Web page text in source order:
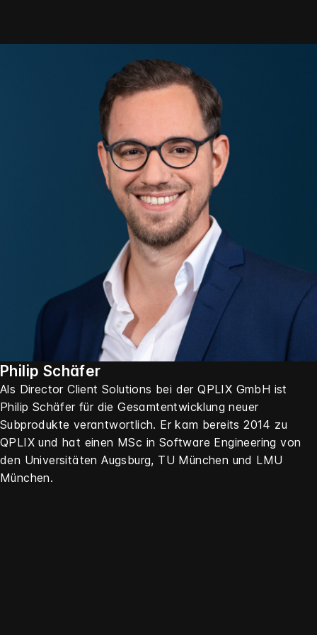
Philip Schäfer
Als Director Client Solutions bei der QPLIX GmbH ist
Philip Schäfer für die Gesamtentwicklung neuer
Subprodukte verantwortlich. Er kam bereits 2014 zu
QPLIX und hat einen MSc in Software Engineering von
den Universitäten Augsburg, TU München und LMU
München.